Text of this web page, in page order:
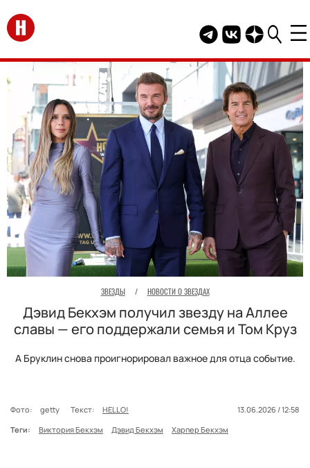
Перейти на главную
Telegram канал
Группа HELLO
Канал
ЗВЕЗДЫ / НОВОСТИ О ЗВЕЗДАХ
Дэвид Бекхэм получил звезду на Аллее
славы — его поддержали семья и Том Круз
А Бруклин снова проигнорировал важное для отца событие.
Фото: getty Текст: HELLO!
13.06.2026 / 12:58
Теги:
Виктория Бекхэм Дэвид Бекхэм Харпер Бекхэм